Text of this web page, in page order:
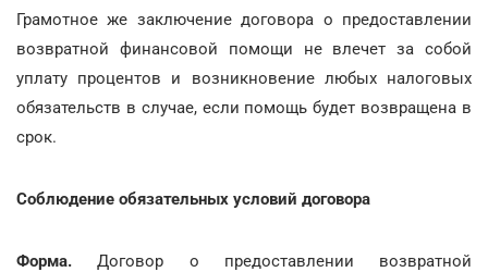
Грамотное же заключение договора о предоставлении
возвратной финансовой помощи не влечет за собой
уплату процентов и возникновение любых налоговых
обязательств в случае, если помощь будет возвращена в
срок.
Соблюдение обязательных условий договора
Форма. Договор о предоставлении возвратной